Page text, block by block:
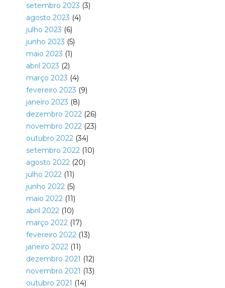
setembro 2023 (3)
agosto 2023 (4)
julho 2023 (6)
junho 2023 (5)
maio 2023 (1)
abril 2023 (2)
março 2023 (4)
fevereiro 2023 (9)
janeiro 2023 (8)
dezembro 2022(26)
novembro 2022(23)
outubro 2022(34)
setembro 2022(10)
agosto 2022(20)
julho 2022(11)
junho 2022(5)
maio 2022(11)
abril 2022(10)
março 2022(17)
fevereiro 2022(13)
janeiro 2022(11)
dezembro 2021 (12)
novembro 2021 (13)
outubro 2021 (14)